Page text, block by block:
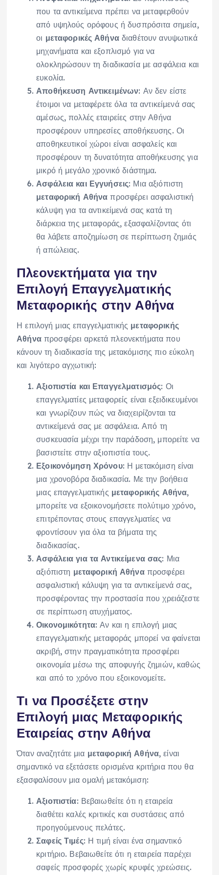
που τα αντικείμενα πρέπει να μεταφερθούν
από υψηλούς ορόφους ή δυσπρόσιτα σημεία,
οι μεταφορικές Αθήναδιαθέτουν ανυψωτικά
μηχανήματα και εξοπλισμό για να
ολοκληρώσουν τη διαδικασία με ασφάλεια και
ευκολία.
Αποθήκευση Αντικειμένων: Αν δεν είστε
έτοιμοι να μεταφέρετε όλα τα αντικείμενά σας
αμέσως, πολλές εταιρείες στην Αθήνα
προσφέρουν υπηρεσίες αποθήκευσης. Οι
αποθηκευτικοί χώροι είναι ασφαλείς και
προσφέρουν τη δυνατότητα αποθήκευσης για
μικρό ή μεγάλο χρονικό διάστημα.
Ασφάλεια και Εγγυήσεις: Μια αξιόπιστη
μεταφορική Αθήνα προσφέρει ασφαλιστική
κάλυψη για τα αντικείμενά σας κατά τη
διάρκεια της μεταφοράς, εξασφαλίζοντας ότι
θα λάβετε αποζημίωση σε περίπτωση ζημιάς
ή απώλειας.
Πλεονεκτήματα για την
Επιλογή Επαγγελματικής
Μεταφορικής στην Αθήνα
Η επιλογή μιας επαγγελματικής μεταφορικής
Αθήναπροσφέρει αρκετά πλεονεκτήματα που
κάνουν τη διαδικασία της μετακόμισης πιο εύκολη
και λιγότερο αγχωτική:
Αξιοπιστία και Επαγγελματισμός: Οι
επαγγελματίες μεταφορείς είναι εξειδικευμένοι
και γνωρίζουν πώς να διαχειρίζονται τα
αντικείμενά σας με ασφάλεια. Από τη
συσκευασία μέχρι την παράδοση, μπορείτε να
βασιστείτε στην αξιοπιστία τους.
Εξοικονόμηση Χρόνου: Η μετακόμιση είναι
μια χρονοβόρα διαδικασία. Με την βοήθεια
μιας επαγγελματικής μεταφορικής Αθήνα,
μπορείτε να εξοικονομήσετε πολύτιμο χρόνο,
επιτρέποντας στους επαγγελματίες να
φροντίσουν για όλα τα βήματα της
διαδικασίας.
Ασφάλεια για τα Αντικείμενα σας: Μια
αξιόπιστη μεταφορική Αθήναπροσφέρει
ασφαλιστική κάλυψη για τα αντικείμενά σας,
προσφέροντας την προστασία που χρειάζεστε
σε περίπτωση ατυχήματος.
Οικονομικότητα: Αν και η επιλογή μιας
επαγγελματικής μεταφοράς μπορεί να φαίνεται
ακριβή, στην πραγματικότητα προσφέρει
οικονομία μέσω της αποφυγής ζημιών, καθώς
και από το χρόνο που εξοικονομείτε.
Τι να Προσέξετε στην
Επιλογή μιας Μεταφορικής
Εταιρείας στην Αθήνα
Όταν αναζητάτε μια μεταφορική Αθήνα, είναι
σημαντικό να εξετάσετε ορισμένα κριτήρια που θα
εξασφαλίσουν μια ομαλή μετακόμιση:
Αξιοπιστία: Βεβαιωθείτε ότι η εταιρεία
διαθέτει καλές κριτικές και συστάσεις από
προηγούμενους πελάτες.
Σαφείς Τιμές: Η τιμή είναι ένα σημαντικό
κριτήριο. Βεβαιωθείτε ότι η εταιρεία παρέχει
σαφείς προσφορές χωρίς κρυφές χρεώσεις.